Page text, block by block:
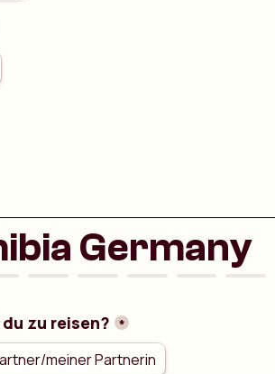
Germany